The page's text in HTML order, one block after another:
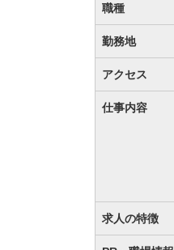
職種
勤務地
アクセス
仕事内容
求人の特徴